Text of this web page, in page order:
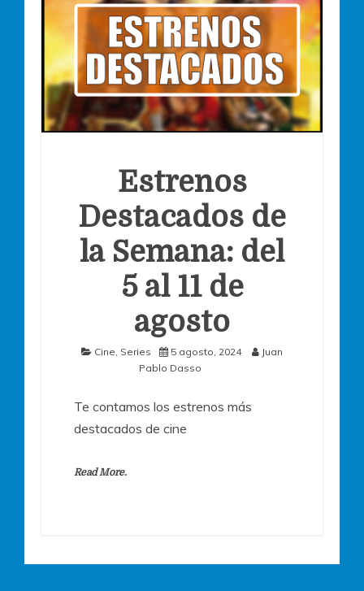
Estrenos
Destacados de
la Semana: del
5 al 11 de
agosto
Cine Series 5 agosto, 2024
Juan
Pablo Dasso
Te contamos los estrenos más
destacados de cine
Read More.